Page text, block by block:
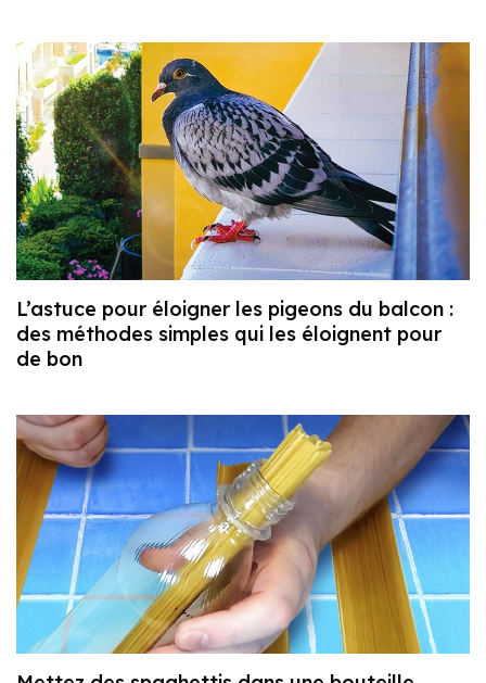
L’astuce pour éloigner les pigeons du balcon :
des méthodes simples qui les éloignent pour
de bon